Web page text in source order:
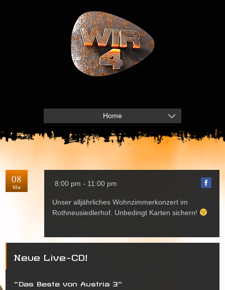
Home
08
Mar 8:00 pm - 11:00 pm
Unser alljährliches Wohnzimmerkonzert im
Rothneusiedlerhof. Unbedingt Karten sichern!
Neue Live-CD!
"Das Beste von Austria 3"